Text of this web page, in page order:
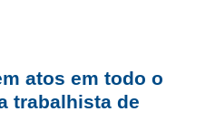
atos em todo o
trabalhista de